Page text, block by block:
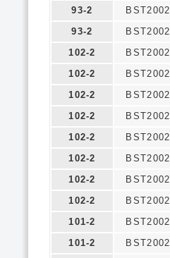
93-2
BST2002
93-2
BST2002
102-2
BST2002
102-2
BST2002
102-2
BST2002
102-2
BST2002
102-2
BST2002
102-2
BST2002
102-2
BST2002
102-2
BST2002
101-2
BST2002
101-2
BST2002